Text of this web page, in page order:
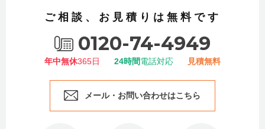
ご相談、お見積りは無料です
0120-74-4949
年中無休365日 24時間電話対応 見積無料
メール・お問い合わせはこちら